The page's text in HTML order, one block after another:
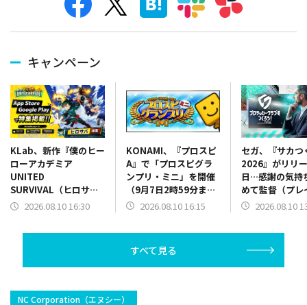
キャンペーン
KLab、新作『僕のヒー
ローアカデミア
UNITED
SURVIVAL（ヒロサ
バ）』がApp Store、
2026.08.10 16:30
KONAMI、『プロスピ
A』で「プロスピグラ
ンプリ・ミニ」を開催
（9月7日2時59分ま
で）2026.08.10 16:15
セガ、『サカつ
2026』がリリ
日…感謝の気持
めて監督（プレ
ー）へ特別なプ
2026.08.10
すべて見る
NC Corporation（エヌシー）